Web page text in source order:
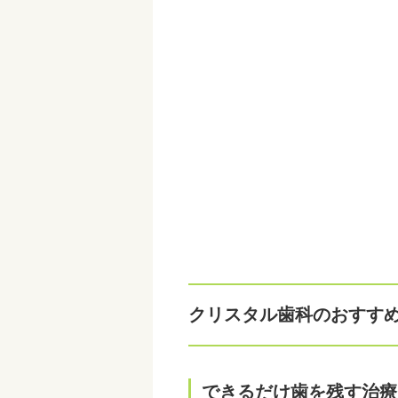
クリスタル歯科のおすす
できるだけ歯を残す治療